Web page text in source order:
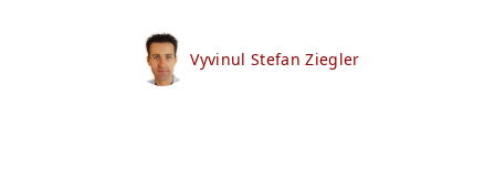
Vyvinul Stefan Ziegler